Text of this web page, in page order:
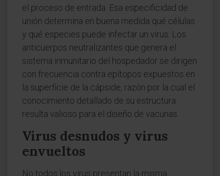
el proceso de entrada. Esa especificidad de
unión determina en buena medida qué células
y qué especies puede infectar un virus. Los
anticuerpos neutralizantes que genera el
sistema inmunitario del hospedador se dirigen
con frecuencia contra epítopos expuestos en
la superficie de la cápside, razón por la cual el
conocimiento detallado de su estructura
resulta valioso para el diseño de vacunas.
Virus desnudos y virus
envueltos
No todos los virus presentan la misma